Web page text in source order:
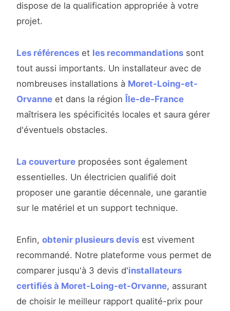
dispose de la qualification appropriée à votre
projet.
Les références et les recommandations sont
tout aussi importants. Un installateur avec de
nombreuses installations à Moret-Loing-et-
Orvanne et dans la région Île-de-France
maîtrisera les spécificités locales et saura gérer
d'éventuels obstacles.
La couverture proposées sont également
essentielles. Un électricien qualifié doit
proposer une garantie décennale, une garantie
sur le matériel et un support technique.
Enfin, obtenir plusieurs devis est vivement
recommandé. Notre plateforme vous permet de
comparer jusqu'à 3 devis d'installateurs
certifiés à Moret-Loing-et-Orvanne, assurant
de choisir le meilleur rapport qualité-prix pour